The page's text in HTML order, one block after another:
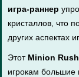
игра-раннер
кристаллов, что
других аспектах
Этот Minion
игрокам большие